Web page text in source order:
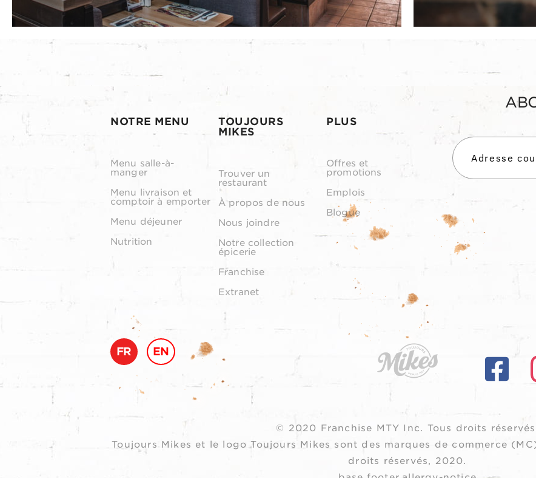
NOTRE MENU
Menu salle-à-
manger
Menu livraison et
comptoir à emporter
Menu déjeuner
Nutrition
TOUJOURS
MIKES
Trouver un
restaurant
À propos de nous
Nous joindre
Notre collection
épicerie
Franchise
Extranet
PLUS
Offres et
promotions
Emplois
Blogue
FR EN
© 2020 Franchise MTY Inc. Tous droits
Toujours Mikes et le logo Toujours Mikes sont des marques de commerce
droits réservés, 2020.